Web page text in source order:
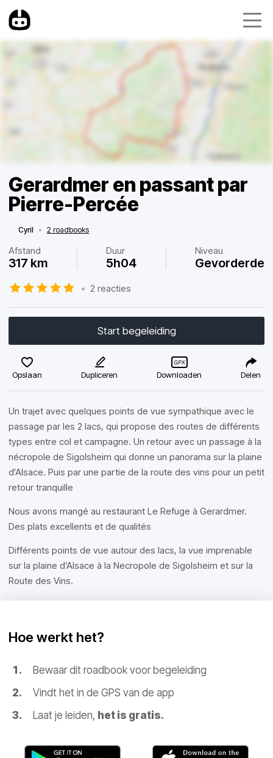
Gerardmer en passant par
Pierre-Percée
Cyril • 2 roadbooks
Afstand
317 km
Duur
5h04
Niveau
Gevorderde
• 2 reacties
Start begeleiding
Opslaan Dupliceren Downloaden Delen
Un trajet avec quelques points de vue sympathique avec le
passage par les 2 lacs, qui propose des routes de différents
types entre col et campagne. Un retour avec un passage à la
nécropole de Sigolsheim qui donne un panorama sur la plaine
d'Alsace. Puis par une partie de la route des vins pour un petit
retour tranquille
Nous avons mangé au restaurant Le Refuge à Gerardmer.
Des plats excellents et de qualités
Différents points de vue autour des lacs, la vue imprenable
sur la plaine d’Alsace à la Necropole de Sigolsheim et sur la
Route des Vins.
Hoe werkt het?
Bewaar dit roadbook voor begeleiding
Vindt het in de GPS van de app
Laat je leiden, het is gratis.